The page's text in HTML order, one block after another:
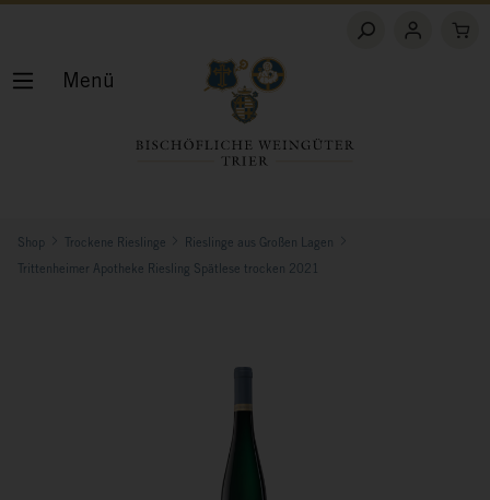
Shop Trockene Rieslinge Rieslinge aus Großen Lagen
Trittenheimer Apotheke Riesling Spätlese trocken 2021
Menü